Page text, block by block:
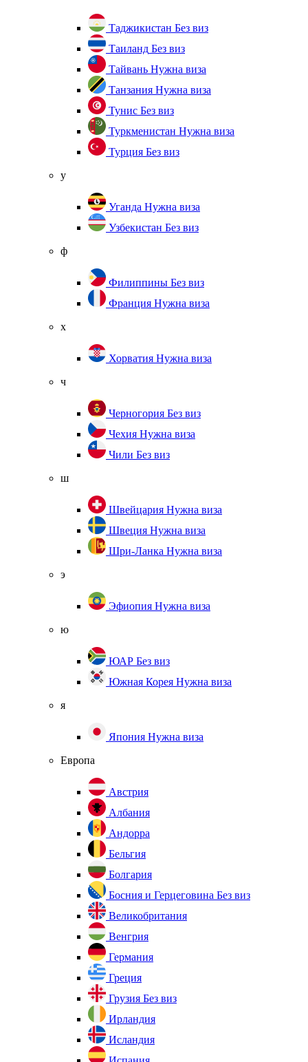
Таджикистан Без виз
Таиланд Без виз
Тайвань Нужна виза
Танзания Нужна виза
Тунис Без виз
Туркменистан Нужна виза
Турция Без виз
у
Уганда Нужна виза
Узбекистан Без виз
ф
Филиппины Без виз
Франция Нужна виза
х
Хорватия Нужна виза
ч
Черногория Без виз
Чехия Нужна виза
Чили Без виз
ш
Швейцария Нужна виза
Швеция Нужна виза
Шри-Ланка Нужна виза
э
Эфиопия Нужна виза
ю
ЮАР Без виз
Южная Корея Нужна виза
я
Япония Нужна виза
Европа
Австрия
Албания
Андорра
Бельгия
Болгария
Босния и Герцеговина Без виз
Великобритания
Венгрия
Германия
Греция
Грузия Без виз
Ирландия
Исландия